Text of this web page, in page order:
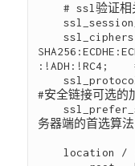
    # ssl验证相关配置
    ssl_session_timeout  5m;    #缓存有效期
    ssl_ciphers ECDHE-RSA-AES128-GCM-
:!ADH:!RC4;
    ssl_protocols TLSv1 TLSv1.1 TLSv1.2;
#安全链接可选的
    ssl_prefer_server_ciphers on;   #使用服
务器端的首选算法